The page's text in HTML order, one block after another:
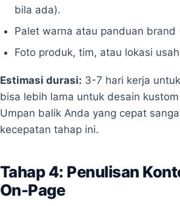
bila ada).
Palet warna atau panduan brand
Foto produk, tim, atau lokasi
Estimasi durasi: 3-7 hari kerja
bisa lebih lama untuk desain
Umpan balik Anda yang cepat
kecepatan tahap ini.
Tahap 4: Penulisan
On-Page